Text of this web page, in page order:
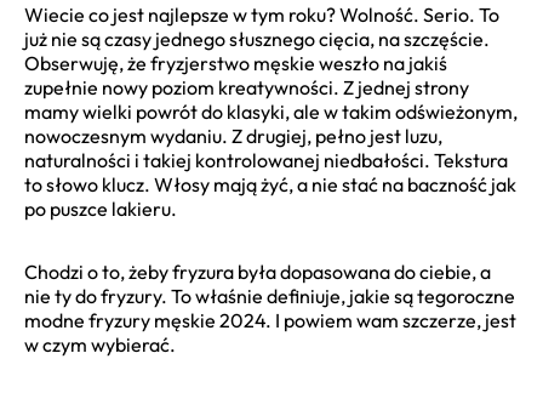
Wiecie co jest najlepsze w tym roku? Wolność. Serio. To
już nie są czasy jednego słusznego cięcia, na szczęście.
Obserwuję, że fryzjerstwo męskie weszło na jakiś
zupełnie nowy poziom kreatywności. Z jednej strony
mamy wielki powrót do klasyki, ale w takim odświeżonym,
nowoczesnym wydaniu. Z drugiej, pełno jest luzu,
naturalności i takiej kontrolowanej niedbałości. Tekstura
to słowo klucz. Włosy mają żyć, a nie stać na baczność jak
po puszce lakieru.
Chodzi o to, żeby fryzura była dopasowana do ciebie, a
nie ty do fryzury. To właśnie definiuje, jakie są tegoroczne
modne fryzury męskie 2024. I powiem wam szczerze, jest
w czym wybierać.